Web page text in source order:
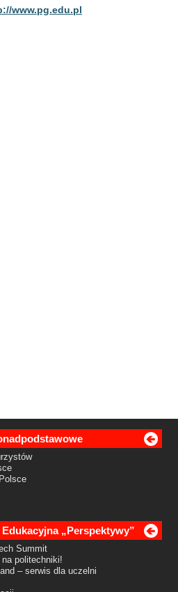
www.pg.edu.pl
„Perspektywy”
Summit
politechniki!
– serwis dla uczelni